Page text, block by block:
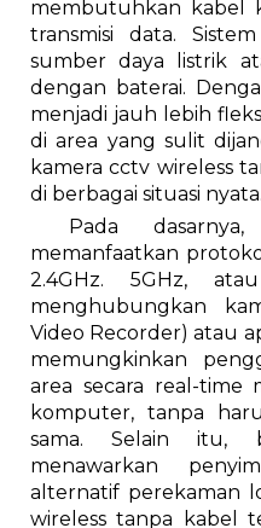
membutuhkan kabel
transmisi data.
sumber daya listrik
dengan baterai.
menjadi jauh lebih
di area yang sulit
kamera cctv wireless
di berbagai situasi nyata.
Pada
memanfaatkan
2.4GHz. 5GHz,
menghubungkan
Video Recorder) atau
memungkinkan
area secara real-time
komputer, tanpa
sama. Selain itu,
menawarkan
alternatif perekaman
wireless tanpa kabel